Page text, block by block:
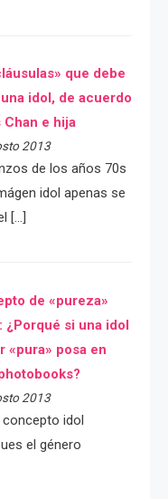
que debe
idol, de acuerdo
Chan e hija
2013
de los años 70s
idol apenas se
[…]
de «pureza»
¿Porqué si una idol
«pura» posa en
2013
concepto idol
el género